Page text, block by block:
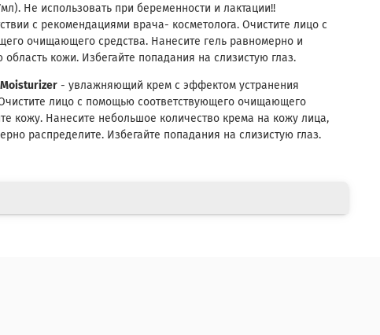
Не использовать при беременности и лактации!!
с рекомендациями врача- косметолога. Очистите лицо с
очищающего средства. Нанесите гель равномерно и
кожи. Избегайте попадания на слизистую глаз.
- увлажняющий крем с эффектом устранения
лицо с помощью соответствующего очищающего
кожу. Нанесите небольшое количество крема на кожу лица,
распределите. Избегайте попадания на слизистую глаз.